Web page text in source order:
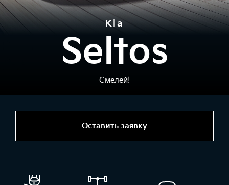
Оставить заявку
Kia
Seltos
Смелей!